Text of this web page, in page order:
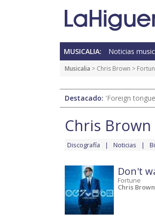
MUSICALIA: Noticias
Musicalia > Chris Brown >
Destacado: 'Foreign
Chris Brown
Discografía Noticias
Don't
Fortune
Chris Brown